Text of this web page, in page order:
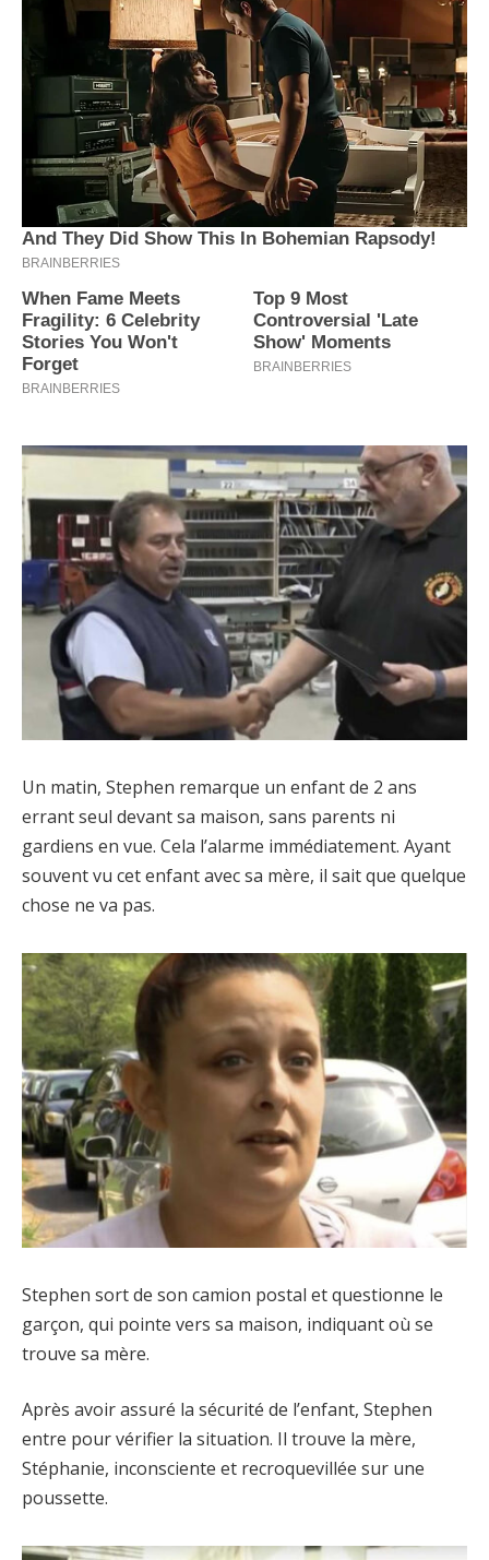
Un matin, Stephen remarque un enfant de 2 ans
errant seul devant sa maison, sans parents ni
gardiens en vue. Cela l’alarme immédiatement. Ayant
souvent vu cet enfant avec sa mère, il sait que quelque
chose ne va pas.
Stephen sort de son camion postal et questionne le
garçon, qui pointe vers sa maison, indiquant où se
trouve sa mère.
Après avoir assuré la sécurité de l’enfant, Stephen
entre pour vérifier la situation. Il trouve la mère,
Stéphanie, inconsciente et recroquevillée sur une
poussette.